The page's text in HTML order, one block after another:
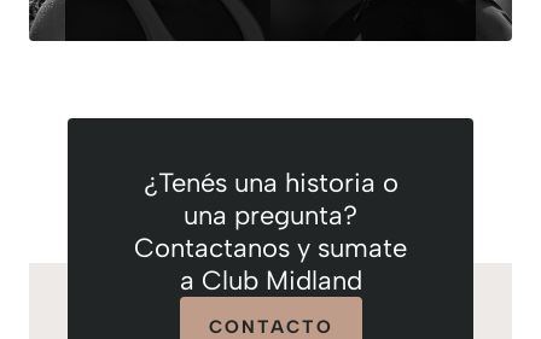
¿Tenés una historia o
una pregunta?
Contactanos y sumate
a Club Midland
CONTACTO